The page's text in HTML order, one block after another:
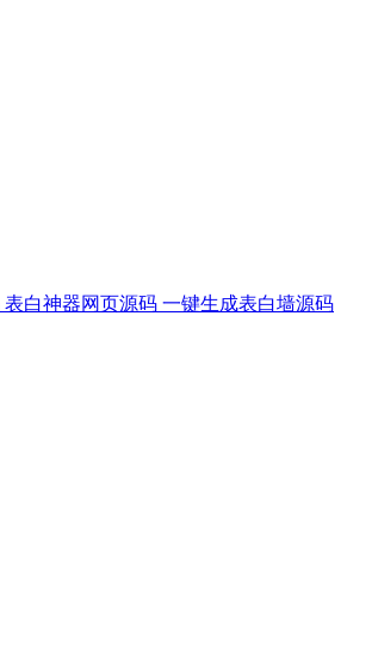
白神器网页源码 一键生成表白墙源码